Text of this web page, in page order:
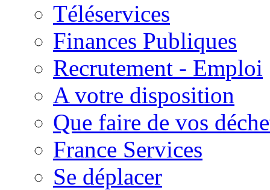
Téléservices
Finances Publiques
Recrutement - Emploi
A votre disposition
Que faire de vos
France Services
Se déplacer